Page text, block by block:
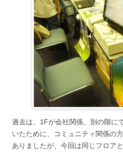
過去は、1Fが会社関係、別の階に
いたために、コミュニティ関係の
ありましたが、今回は同じフロア